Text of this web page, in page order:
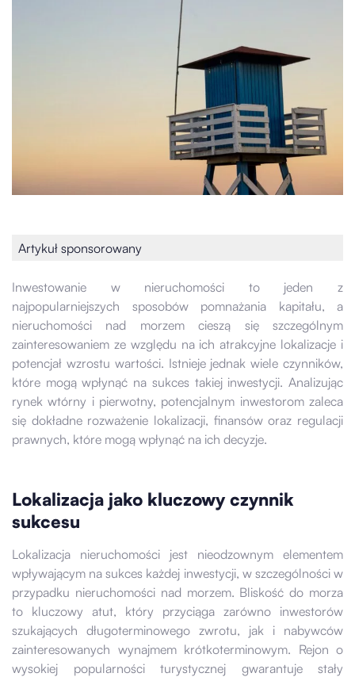
Artykuł sponsorowany
Inwestowanie w nieruchomości to jeden z
najpopularniejszych sposobów pomnażania kapitału, a
nieruchomości nad morzem cieszą się szczególnym
zainteresowaniem ze względu na ich atrakcyjne lokalizacje i
potencjał wzrostu wartości. Istnieje jednak wiele czynników,
które mogą wpłynąć na sukces takiej inwestycji. Analizując
rynek wtórny i pierwotny, potencjalnym inwestorom zaleca
się dokładne rozważenie lokalizacji, finansów oraz regulacji
prawnych, które mogą wpłynąć na ich decyzje.
Lokalizacja jako kluczowy czynnik
sukcesu
Lokalizacja nieruchomości jest nieodzownym elementem
wpływającym na sukces każdej inwestycji, w szczególności w
przypadku nieruchomości nad morzem. Bliskość do morza
to kluczowy atut, który przyciąga zarówno inwestorów
szukających długoterminowego zwrotu, jak i nabywców
zainteresowanych wynajmem krótkoterminowym. Rejon o
wysokiej popularności turystycznej gwarantuje stały